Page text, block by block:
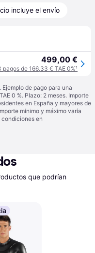
incluye el envío
499,00 €
pagos de 166,33 € TAE 0%¹
de pago para una
0 %. Plazo: 2 meses. Importe
en España y mayores de
mínimo y máximo varía
condiciones en
que podrían